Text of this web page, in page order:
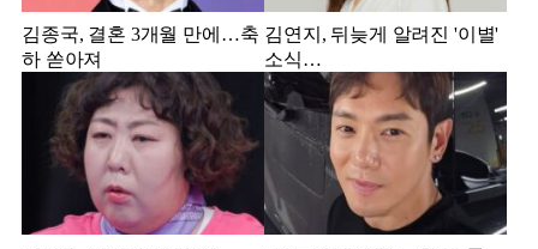
김종국, 결혼 3개월 만에…축
하 쏟아져
김연지, 뒤늦게 알려진 '이별'
소식…